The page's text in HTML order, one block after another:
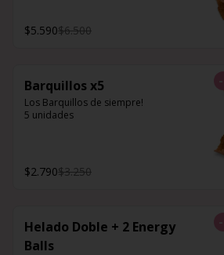
$5.590$6.500
-
Barquillos x5
Los Barquillos de siempre!
5 unidades
$2.790$3.250
-
Helado Doble + 2 Energy
Balls